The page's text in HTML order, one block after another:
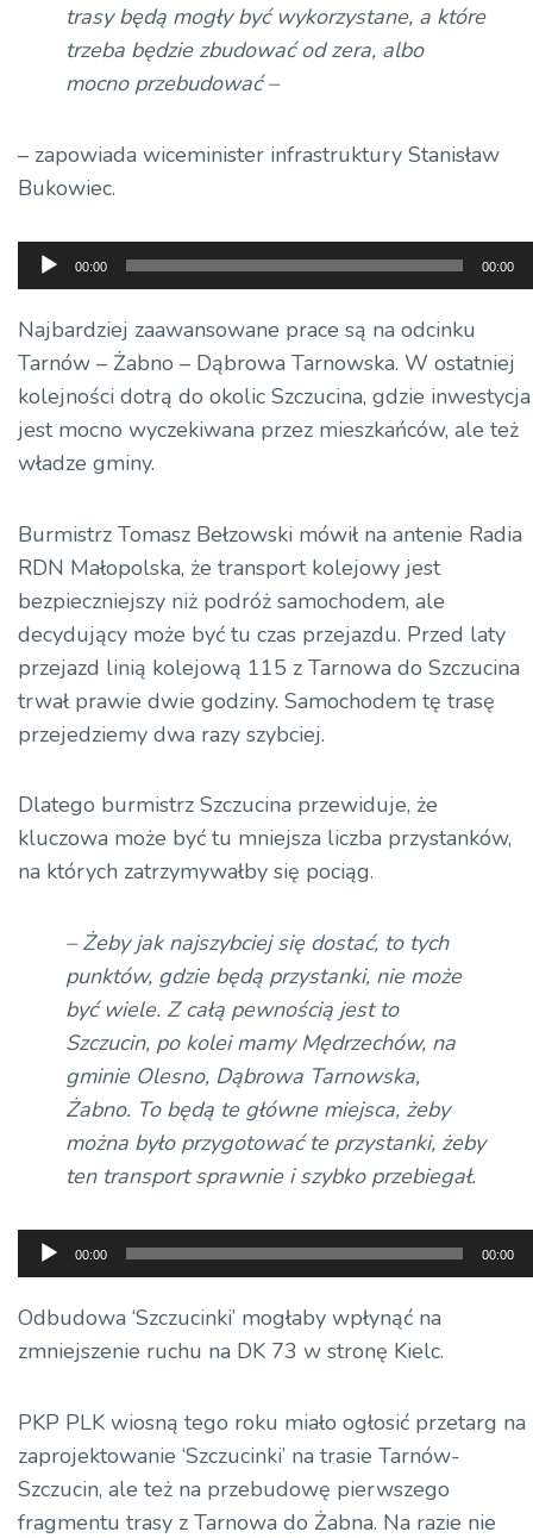
trasy będą mogły być wykorzystane, a które
trzeba będzie zbudować od zera, albo
mocno przebudować –
– zapowiada wiceminister infrastruktury Stanisław
Bukowiec.
Odtwarzacz
plików
dźwiękowych
00:00 00:00
Najbardziej zaawansowane prace są na odcinku
Tarnów – Żabno – Dąbrowa Tarnowska. W ostatniej
kolejności dotrą do okolic Szczucina, gdzie inwestycja
jest mocno wyczekiwana przez mieszkańców, ale też
władze gminy.
Burmistrz Tomasz Bełzowski mówił na antenie Radia
RDN Małopolska, że transport kolejowy jest
bezpieczniejszy niż podróż samochodem, ale
decydujący może być tu czas przejazdu. Przed laty
przejazd linią kolejową 115 z Tarnowa do Szczucina
trwał prawie dwie godziny. Samochodem tę trasę
przejedziemy dwa razy szybciej.
Dlatego burmistrz Szczucina przewiduje, że
kluczowa może być tu mniejsza liczba przystanków,
na których zatrzymywałby się pociąg.
– Żeby jak najszybciej się dostać, to tych
punktów, gdzie będą przystanki, nie może
być wiele. Z całą pewnością jest to
Szczucin, po kolei mamy Mędrzechów, na
gminie Olesno, Dąbrowa Tarnowska,
Żabno. To będą te główne miejsca, żeby
można było przygotować te przystanki, żeby
ten transport sprawnie i szybko przebiegał.
Odtwarzacz
plików
dźwiękowych
00:00 00:00
Odbudowa ‘Szczucinki’ mogłaby wpłynąć na
zmniejszenie ruchu na DK 73 w stronę Kielc.
PKP PLK wiosną tego roku miało ogłosić przetarg na
zaprojektowanie ‘Szczucinki’ na trasie Tarnów-
Szczucin, ale też na przebudowę pierwszego
fragmentu trasy z Tarnowa do Żabna. Na razie nie